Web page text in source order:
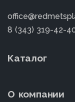
8 (343) 319-42-
Каталог
О компании